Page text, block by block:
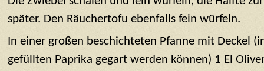
später. Den Räuchertofu ebenfalls fein würfeln.
In einer großen beschichteten Pfanne mit Deckel
gefüllten Paprika gegart werden können) 1 El